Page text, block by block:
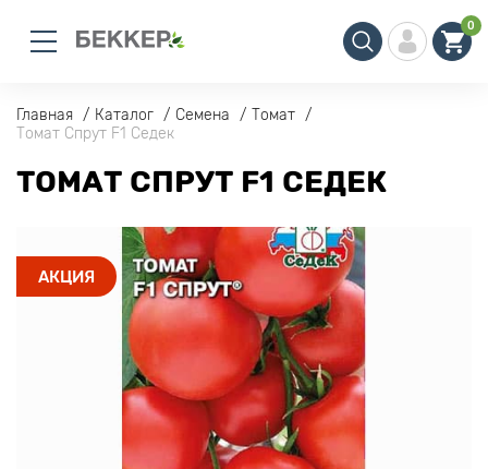
0
Главная Каталог Семена
Томат
Томат Спрут F1 Седек
ТОМАТ СПРУТ F1 СЕДЕК
АКЦИЯ